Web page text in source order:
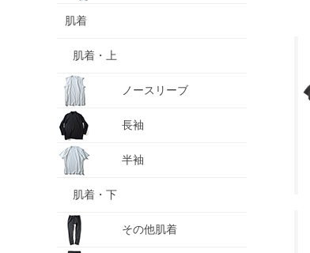
肌着
肌着・上
ノースリーブ
長袖
半袖
肌着・下
その他肌着